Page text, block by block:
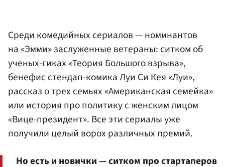
Среди комедийных сериалов — номинантов
на «Эмми» заслуженные ветераны: ситком об
ученых-гиках «Теория Большого взрыва»,
бенефис стендап-комикаЛуиСи Кея «Луи»,
рассказ о трех семьях «Американская семейка»
или история про политику с женским лицом
«Вице-президент». Все эти сериалы уже
получили целый ворох различных премий.
Но есть и новички — ситком про стартаперов